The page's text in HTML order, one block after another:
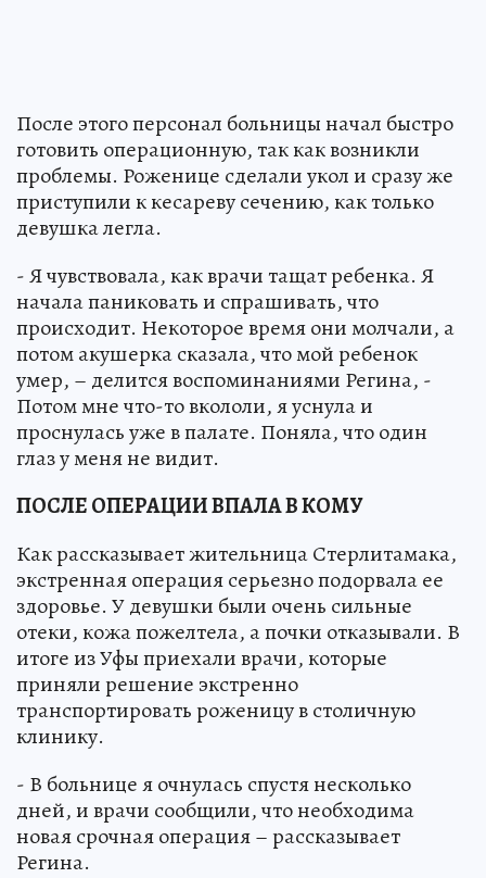
После этого персонал больницы начал быстро
готовить операционную, так как возникли
проблемы. Роженице сделали укол и сразу же
приступили к кесареву сечению, как только
девушка легла.
- Я чувствовала, как врачи тащат ребенка. Я
начала паниковать и спрашивать, что
происходит. Некоторое время они молчали, а
потом акушерка сказала, что мой ребенок
умер, – делится воспоминаниями Регина, -
Потом мне что-то вкололи, я уснула и
проснулась уже в палате. Поняла, что один
глаз у меня не видит.
ПОСЛЕ ОПЕРАЦИИ ВПАЛА В КОМУ
Как рассказывает жительница Стерлитамака,
экстренная операция серьезно подорвала ее
здоровье. У девушки были очень сильные
отеки, кожа пожелтела, а почки отказывали. В
итоге из Уфы приехали врачи, которые
приняли решение экстренно
транспортировать роженицу в столичную
клинику.
- В больнице я очнулась спустя несколько
дней, и врачи сообщили, что необходима
новая срочная операция – рассказывает
Регина.